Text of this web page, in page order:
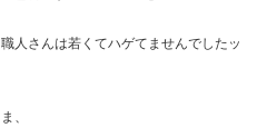
職人さんは若くてハゲてませんでしたッ
ま、